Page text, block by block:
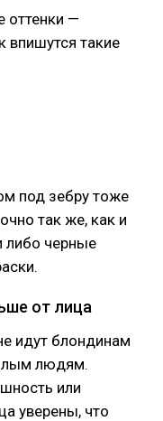
оттенки —
впишутся такие
под зебру тоже
так же, как и
либо черные
от лица
идут блондинам
людям.
или
уверены, что